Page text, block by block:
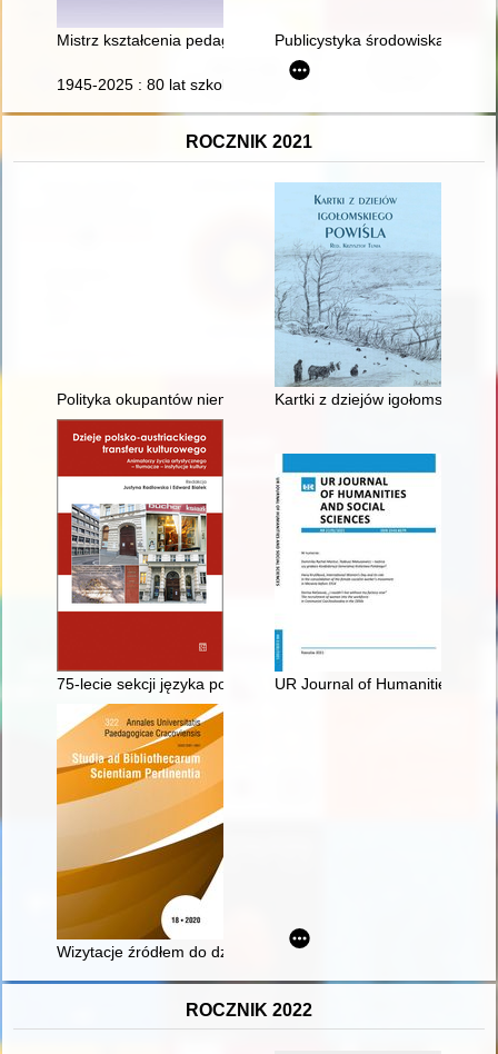
Mistrz kształcenia pedagogicznego - recenzja]
Publicystyka środowiska
1945-2025 : 80 lat szkolnictwa leśnego w Goraju : monografia
ROCZNIK 2021
Polityka okupantów niemieckich w stosunku do polskiego
Kartki z dziejów igołomskiego
75-lecie sekcji języka polskiego w Instytucie Translatoryki
UR Journal of Humanities and
Wizytacje źródłem do dziejów kultury książki w zakonach
ROCZNIK 2022